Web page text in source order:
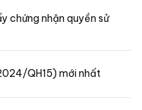
chứng nhận quyền sử
QH15) mới nhất